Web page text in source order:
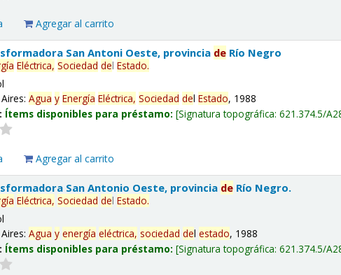
Agregar al carrito
San Antoni Oeste, provincia de Río Negro
Eléctrica, Sociedad delEstado.
Agua y Energía Eléctrica, Sociedad delEstado, 1988
Ítems disponibles para préstamo: Signatura topográfica:621.374.5/
Agregar al carrito
San Antonio Oeste, provincia de Río Negro.
Eléctrica, Sociedad delEstado.
Agua y energía eléctrica, sociedad delestado, 1988
Ítems disponibles para préstamo: Signatura topográfica:621.374.5/